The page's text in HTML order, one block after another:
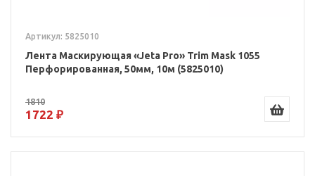
Артикул: 5825010
Лента Маскирующая «Jeta Pro» Trim Mask 1055
Перфорированная, 50мм, 10м (5825010)
1810
1722 ₽